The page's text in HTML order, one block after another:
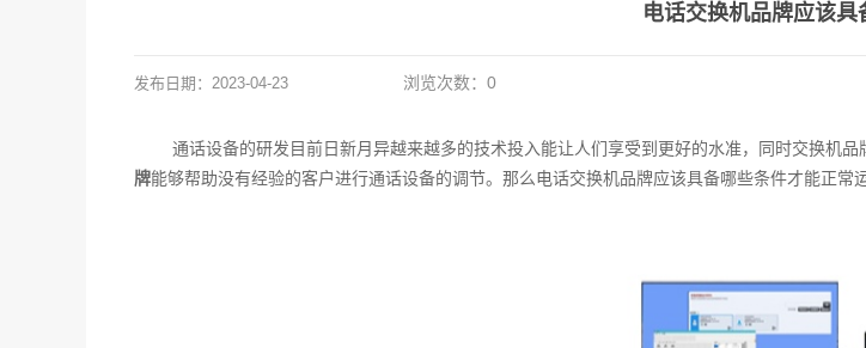
电话交换机品牌应该具
发布日期： 2023-04-23 浏览次数： 0
通话设备的研发目前日新月异越来越多的技术投入能让人们享受到更好的水准，同时交换机
牌能够帮助没有经验的客户进行通话设备的调节。那么电话交换机品牌应该具备哪些条件才能正常